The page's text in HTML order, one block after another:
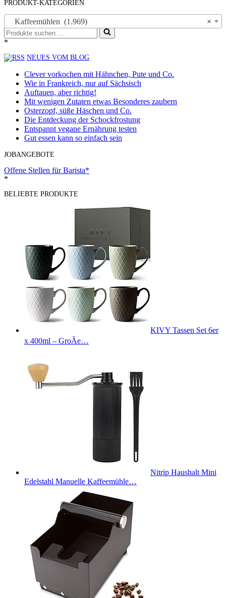
PRODUKT-KATEGORIEN
×
Kaffeemühlen (1.969)
Suchen
nach …
*
NEUES VOM BLOG
Clever vorkochen mit Hähnchen, Pute und Co.
Wie in Frankreich, nur auf Sächsisch
Auftauen, aber richtig!
Mit wenigen Zutaten etwas Besonderes zaubern
Osterzopf, süße Häschen und Co.
Die Entdeckung der Schockfrostung
Entspannt vegane Ernährung testen
Gut essen kann so einfach sein
JOBANGEBOTE
Offene Stellen für Barista*
*
BELIEBTE PRODUKTE
KIVY Tassen Set 6er
x 400ml – GroÃe…
Nitrip Haushalt Mini
Edelstahl Manuelle Kaffeemühle…